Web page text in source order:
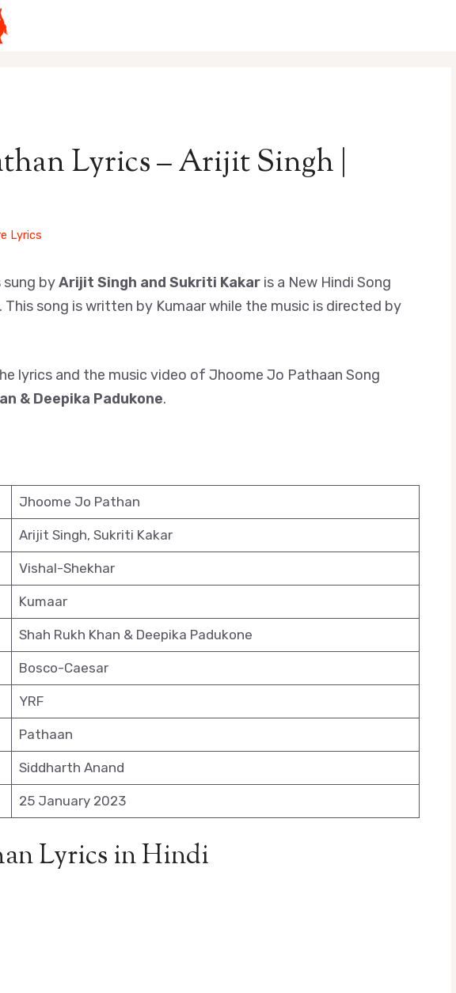
Lyrics – Arijit Singh |
Lyrics
byArijit Singh and Sukriti Kakar is a New Hindi Song
. This song is written by Kumaar while the music is directed by
lyrics and the music video of Jhoome Jo Pathaan Song
& Deepika Padukone.
Jhoome Jo Pathan
Arijit Singh, Sukriti Kakar
Vishal-Shekhar
Kumaar
Shah Rukh Khan & Deepika Padukone
Bosco-Caesar
YRF
Pathaan
Siddharth Anand
25 January 2023
Lyrics in Hindi